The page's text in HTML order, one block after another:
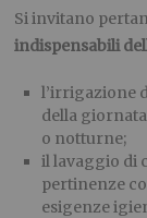
Si invitano
indispensabili
l’irrigazione
della
o notturne;
il lavaggio di
pertinenze
esigenze